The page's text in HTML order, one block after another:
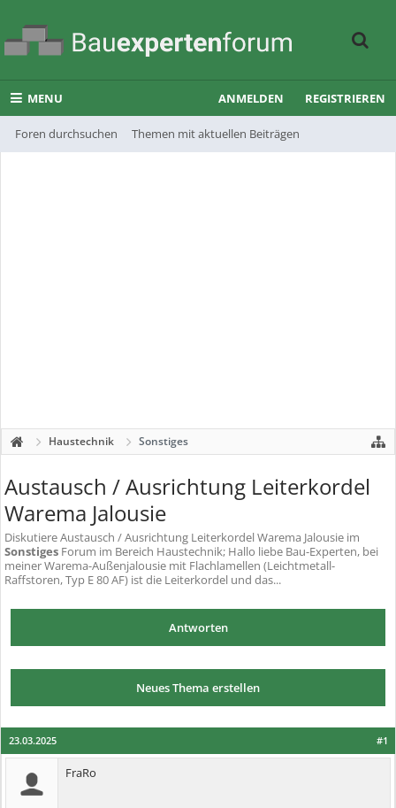
MENU
Foren durchsuchen Themen mit aktuellen Beiträgen
ANMELDEN REGISTRIEREN
Haustechnik Sonstiges
Austausch / Ausrichtung Leiterkordel
Warema Jalousie
DiskutiereAustausch / Ausrichtung Leiterkordel Warema Jalousie im
Sonstiges Forum im Bereich Haustechnik; Hallo liebe Bau-Experten, bei
meiner Warema-Außenjalousie mit Flachlamellen (Leichtmetall-
Raffstoren, Typ E 80 AF) ist die Leiterkordel und das...
Antworten
Neues Thema erstellen
#1
23.03.2025
FraRo